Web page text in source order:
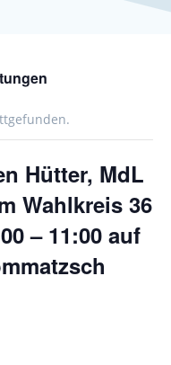
Hütter, MdL
Wahlkreis 36
– 11:00 auf